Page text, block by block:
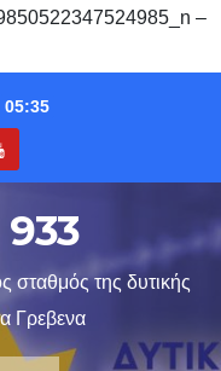
–
05:35
933
σταθμός της δυτικής
Γρεβενα